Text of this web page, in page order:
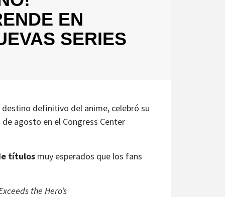
EN
SERIES
definitivo del anime, celebró su
agosto en el Congress Center
títulos muy esperados que los fans
the Hero’s